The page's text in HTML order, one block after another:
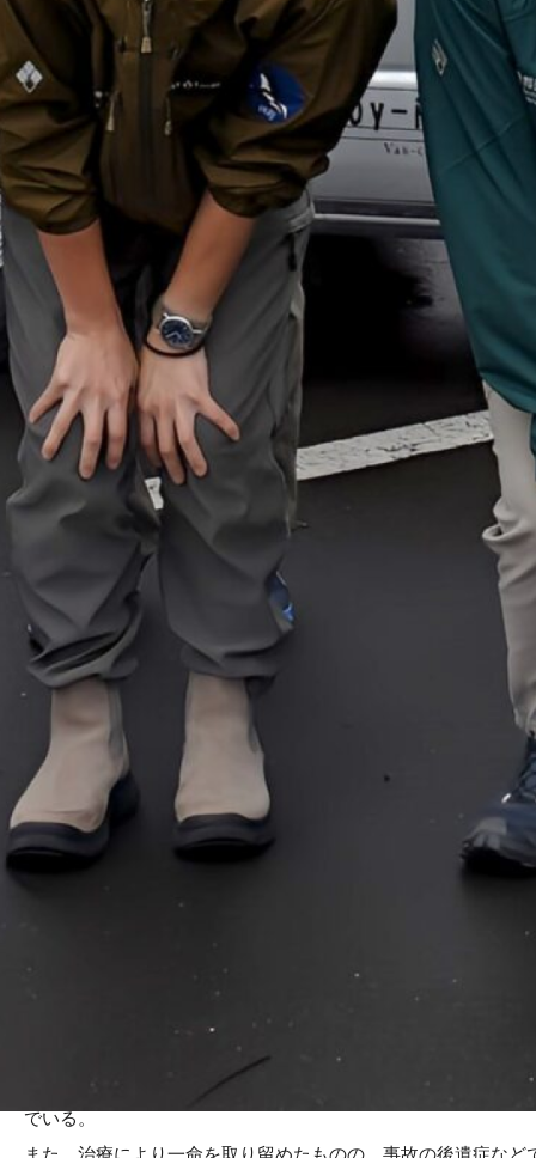
代表・獣医師
日本獣医畜産大学（現 日本獣医生命科学大学） 獣医学科（野
幼少時代を自然豊かなフランスのベルサイユ郊外で過ごし、
として活動を開始。2005年に猛禽類医学研究所を設立し、現
とくに傷ついて収容された希少猛禽類などの傷病･死亡原因
ている。このような、野生動物と人間の間にある軋轢を軽減
でいる。